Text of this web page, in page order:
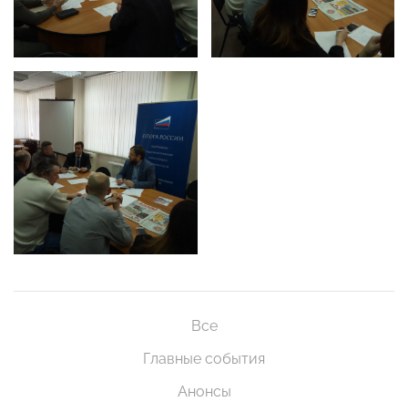
Все
Главные события
Анонсы